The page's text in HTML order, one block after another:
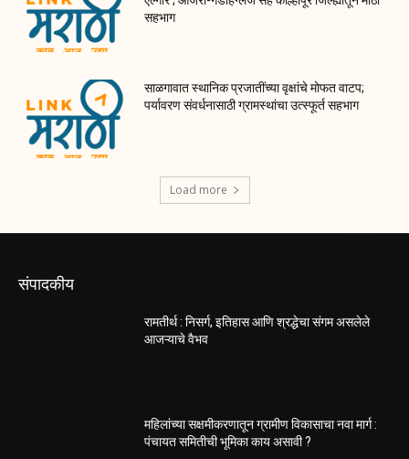
सहभाग
साळगावात स्थानिक प्रजातींच्या वृक्षांचे मोफत वाटप;
पर्यावरण संवर्धनासाठी ग्रामस्थांचा उत्स्फूर्त सहभाग
Load more
संपादकीय
रामतीर्थ : निसर्ग, इतिहास आणि श्रद्धेचा संगम असलेले
आजऱ्याचे वैभव
महिलांच्या सक्षमीकरणातून ग्रामीण विकासाचा नवा मार्ग :
पंचायत समितीची भूमिका काय असावी ?